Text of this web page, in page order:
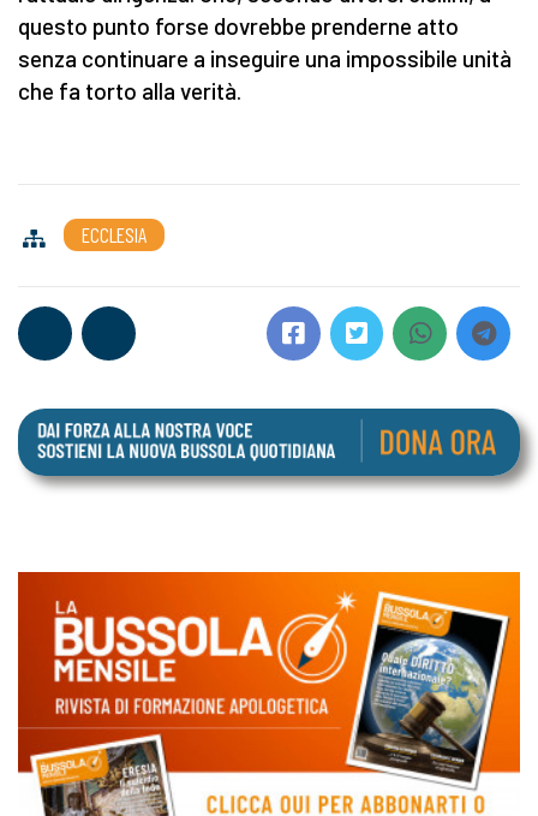
questo punto forse dovrebbe prenderne atto
senza continuare a inseguire una impossibile unità
che fa torto alla verità.
ECCLESIA